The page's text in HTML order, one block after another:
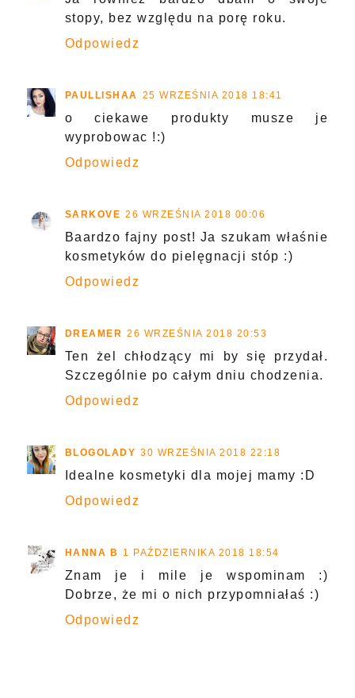
stopy, bez względu na porę roku.
Odpowiedz
PAULLISHAA 25 WRZEŚNIA 2018 18:41
o ciekawe produkty musze je
wyprobowac !:)
Odpowiedz
SARKOVE 26 WRZEŚNIA 2018 00:06
Baardzo fajny post! Ja szukam właśnie
kosmetyków do pielęgnacji stóp :)
Odpowiedz
DREAMER 26 WRZEŚNIA 2018 20:53
Ten żel chłodzący mi by się przydał.
Szczególnie po całym dniu chodzenia.
Odpowiedz
BLOGOLADY 30 WRZEŚNIA 2018 22:18
Idealne kosmetyki dla mojej mamy :D
Odpowiedz
HANNA B 1 PAŹDZIERNIKA 2018 18:54
Znam je i mile je wspominam :)
Dobrze, że mi o nich przypomniałaś :)
Odpowiedz